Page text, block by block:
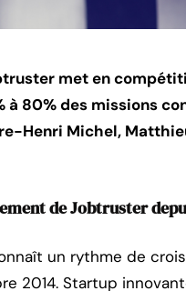
met en
à 80% des missions
Henri Michel,
de Jobtruster
un rythme de
2014. Startup